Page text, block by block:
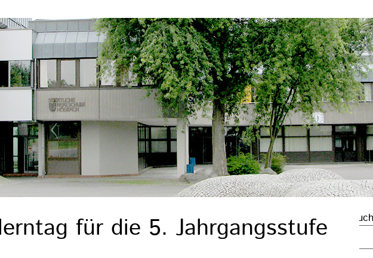
für die 5. Jahrgangsstufe